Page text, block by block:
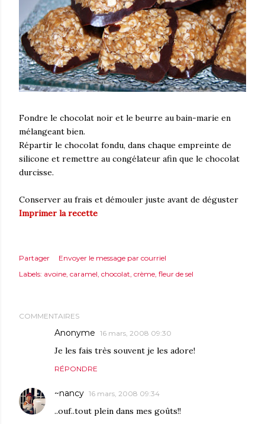
Fondre le chocolat noir et le beurre au bain-marie en
mélangeant bien.
Répartir le chocolat fondu, dans chaque empreinte de
silicone et remettre au congélateur afin que le chocolat
durcisse.
Conserver au frais et démouler juste avant de déguster
Imprimer la recette
Partager
Envoyer le message par courriel
Labels: avoine caramel chocolat crème fleur de sel
COMMENTAIRES
Anonyme 16 mars, 2008 09:30
Je les fais très souvent je les adore!
RÉPONDRE
~nancy 16 mars, 2008 09:34
..ouf..tout plein dans mes goûts!!